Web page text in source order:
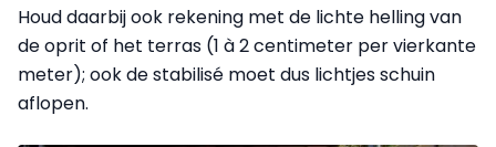
Houd daarbij ook rekening met de lichte helling van
de oprit of het terras (1 à 2 centimeter per vierkante
meter); ook de stabilisé moet dus lichtjes schuin
aflopen.